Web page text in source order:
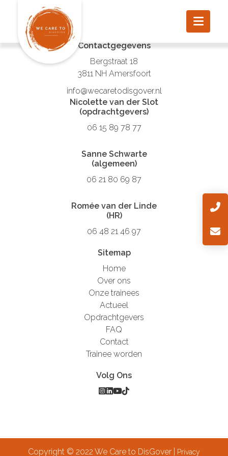
Contactgegevens
Bergstraat 18
3811 NH Amersfoort
info@wecaretodisgover.nl
Nicolette van der Slot
(opdrachtgevers)
06 15 89 78 77
Sanne Schwarte
(algemeen)
06 21 80 69 87
Romée van der Linde
(HR)
06 48 21 46 97
Sitemap
Home
Over ons
Onze trainees
Actueel
Opdrachtgevers
FAQ
Contact
Trainee worden
Volg Ons
Copyright © 2022 We Care to DisGover | Privacy